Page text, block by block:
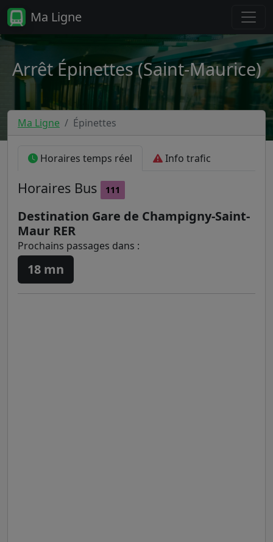
Ma Ligne
Arrêt Épinettes (Saint-Maurice)
Ma Ligne Épinettes
Horaires temps réel Info trafic
Horaires Bus 111
Destination Gare de Champigny-Saint-
Maur RER
Prochains passages dans :
18 mn